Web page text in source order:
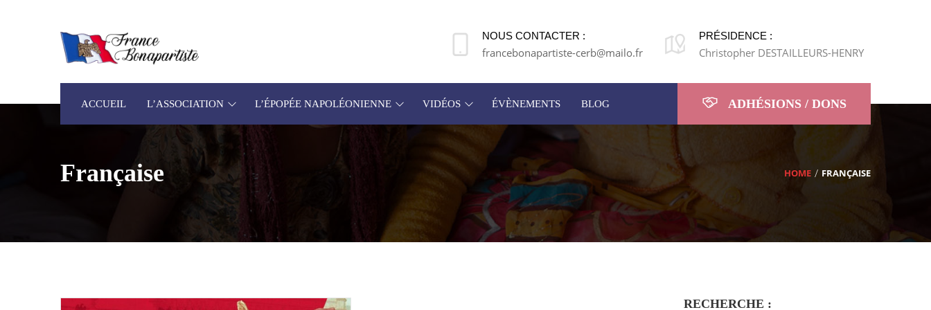
NOUS CONTACTER :
francebonapartiste-cerb@mailo.fr
PRÉSIDENCE :
Christopher DESTAILLEURS-HENRY
ACCUEIL L’ASSOCIATION L’ÉPOPÉE NAPOLÉONIENNE VIDÉOS ÉVÈNEMENTS BLOG ADHÉSIONS / DONS
Française HOME FRANÇAISE
RECHERCHE :